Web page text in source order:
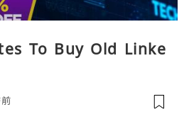
To Buy Old Linke